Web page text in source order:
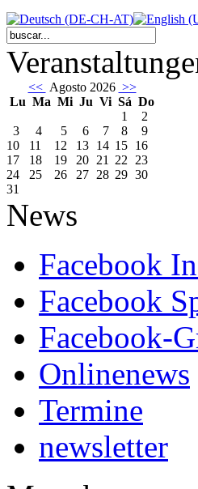
<< Agosto 2026 >>
Lu Ma Mi Ju Vi Sá Do
1
2
3
4 5 6 7 8
9
10
11 12 13 14 15 16
17
18 19 20 21 22 23
24
25 26 27 28 29 30
31
News
Facebook
Facebook
Facebook-
Onlinenews
Termine
newsletter